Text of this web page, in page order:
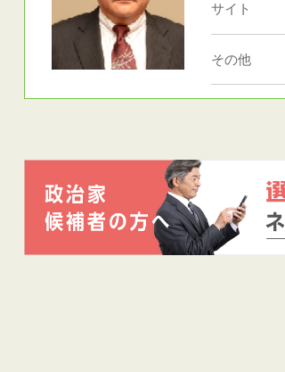
サイト
その他